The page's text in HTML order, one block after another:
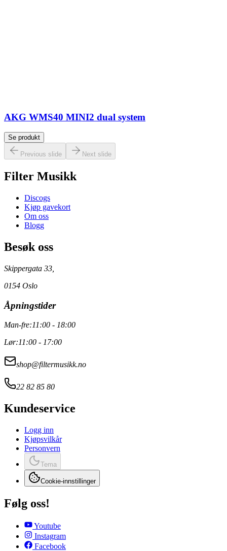
AKG WMS40 MINI2 dual system
Se produkt
Previous slide Next slide
Filter Musikk
Discogs
Kjøp gavekort
Om oss
Blogg
Besøk oss
Skippergata 33,
0154 Oslo
Åpningstider
Man-fre:11:00 - 18:00
Lør:11:00 - 17:00
shop@filtermusikk.no
22 82 85 80
Kundeservice
Logg inn
Kjøpsvilkår
Personvern
Tema
Cookie-innstillinger
Følg oss!
Youtube
Instagram
Facebook